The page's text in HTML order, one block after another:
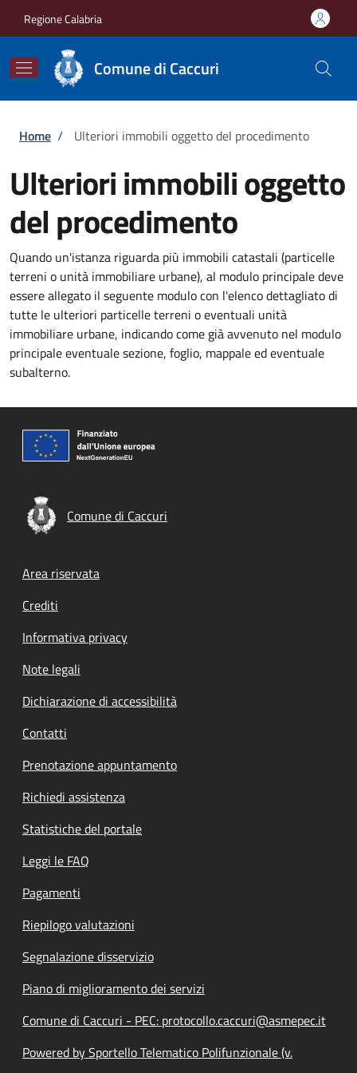
Regione Calabria
Comune di Caccuri
Briciole di pane
Home / Ulteriori immobili oggetto del procedimento
Ulteriori immobili oggetto
del procedimento
Quando un'istanza riguarda più immobili catastali (particelle
terreni o unità immobiliare urbane), al modulo principale deve
essere allegato il seguente modulo con l'elenco dettagliato di
tutte le ulteriori particelle terreni o eventuali unità
immobiliare urbane, indicando come già avvenuto nel modulo
principale eventuale sezione, foglio, mappale ed eventuale
subalterno.
Comune di Caccuri
Footer menu
Area riservata
Crediti
Informativa privacy
Note legali
Dichiarazione di accessibilità
Contatti
Prenotazione appuntamento
Richiedi assistenza
Statistiche del portale
Leggi le FAQ
Pagamenti
Riepilogo valutazioni
Segnalazione disservizio
Piano di miglioramento dei servizi
Comune di Caccuri - PEC: protocollo.caccuri@asmepec.it
Powered by Sportello Telematico Polifunzionale (v.